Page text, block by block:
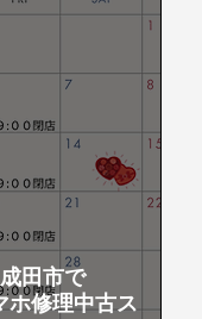
田市で
修理中古ス